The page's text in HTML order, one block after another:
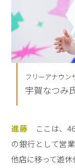
フリーアナウン
宇賀なつみ
進藤 ここは、
の銀行として営
他店に移って遊